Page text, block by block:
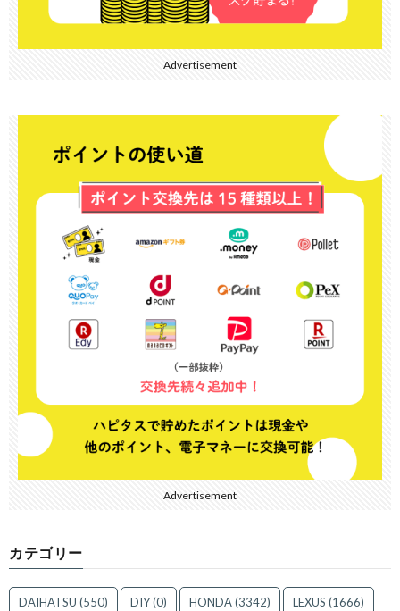
Advertisement
Advertisement
カテゴリー
DAIHATSU (550) DIY(0) HONDA(3342) LEXUS (1666)